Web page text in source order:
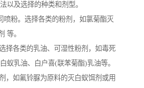
以及选择的种类和剂型。
喷粉。选择各类的粉剂，如氯菊酯灭
等。
择各类的乳油、可湿性粉剂，如毒死
蚁乳油、白户喜(联苯菊酯)乳油等。
，如氟铃脲为原料的灭白蚁饵剂或用